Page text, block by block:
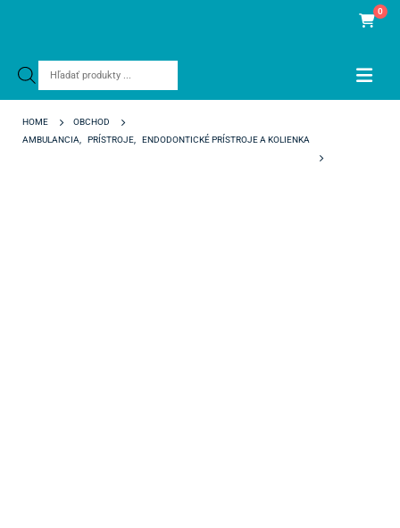
Products
0
HOME
OBCHOD
AMBULANCIA
PRÍSTROJE ENDODONTICKÉ PRÍSTROJE A KOLIENKA